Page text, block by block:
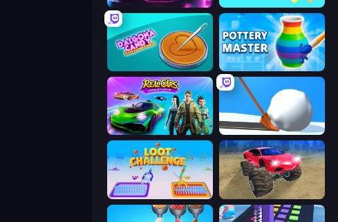
Cyber Cars Punk Racing 2
Dalgona Candy Honeycomb Cookie Pottery Master
Real Cars Epic Stunts Shovel 3D
Loot Challenge